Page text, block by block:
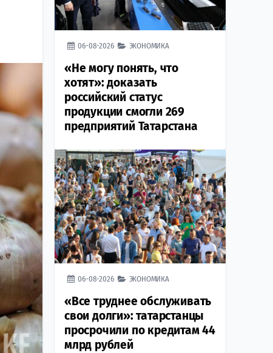
06-08-2026 ЭКОНОМИКА
«Не могу понять, что
хотят»: доказать
российский статус
продукции смогли 269
предприятий Татарстана
06-08-2026 ЭКОНОМИКА
«Все труднее обслуживать
свои долги»: татарстанцы
просрочили по кредитам 44
млрд рублей